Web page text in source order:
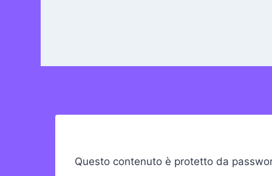
Questo contenuto è protetto da